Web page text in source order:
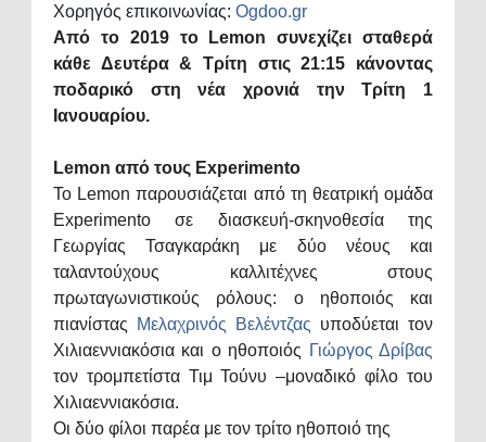
Χορηγός επικοινωνίας: Ogdoo.gr
Από το 2019 το
Lemon συνεχίζει σταθερά
κάθε Δευτέρα & Τρίτη στις 21:15 κάνοντας
ποδαρικό στη νέα χρονιά την Τρίτη 1
Ιανουαρίου.
Lemon από τους Experimento
Το Lemon παρουσιάζεται από τη θεατρική ομάδα
Experimento σε διασκευή-σκηνοθεσία της
Γεωργίας Τσαγκαράκη με δύο νέους και
ταλαντούχους καλλιτέχνες στους
πρωταγωνιστικούς ρόλους:
ο ηθοποιός και
πιανίστας
Μελαχρινός Βελέντζας υποδύεται τον
Χιλιαεννιακόσια και ο ηθοποιός Γιώργος Δρίβας
τον τρομπετίστα Τιμ Τούνυ –μοναδικό φίλο του
Χιλιαεννιακόσια.
Οι δύο φίλοι παρέα με τον τρίτο ηθοποιό της